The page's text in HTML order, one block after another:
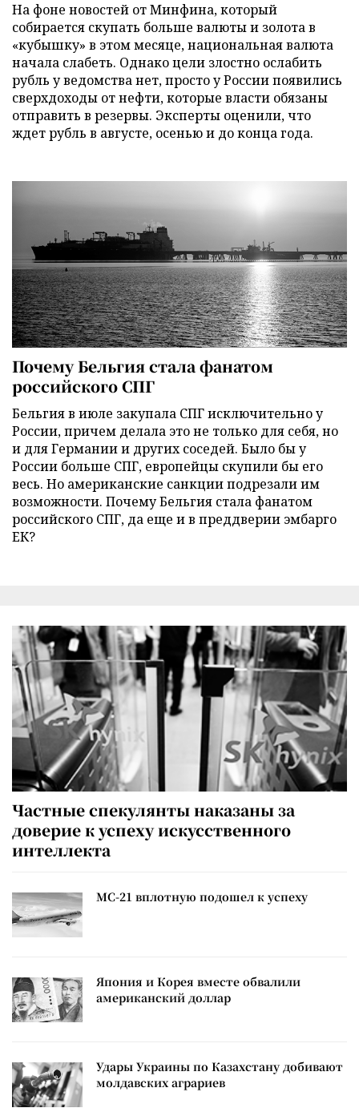
На фоне новостей от Минфина, который
собирается скупать больше валюты и золота в
«кубышку» в этом месяце, национальная валюта
начала слабеть. Однако цели злостно ослабить
рубль у ведомства нет, просто у России появились
сверхдоходы от нефти, которые власти обязаны
отправить в резервы. Эксперты оценили, что
ждет рубль в августе, осенью и до конца года.
Почему Бельгия стала фанатом
российского СПГ
Бельгия в июле закупала СПГ исключительно у
России, причем делала это не только для себя, но
и для Германии и других соседей. Было бы у
России больше СПГ, европейцы скупили бы его
весь. Но американские санкции подрезали им
возможности. Почему Бельгия стала фанатом
российского СПГ, да еще и в преддверии эмбарго
ЕК?
Частные спекулянты наказаны за
доверие к успеху искусственного
интеллекта
МС-21 вплотную подошел к успеху
Япония и Корея вместе обвалили
американский доллар
Удары Украины по Казахстану добивают
молдавских аграриев